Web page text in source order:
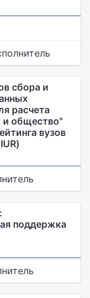
сбора и
расчета
и общество"
вузов
поддержка